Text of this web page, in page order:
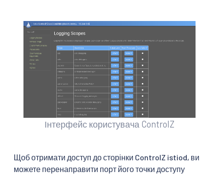
Інтерфейс користувача ControlZ
Щоб отримати доступ до сторінки ControlZ istiod, ви
можете перенаправити порт його точки доступу